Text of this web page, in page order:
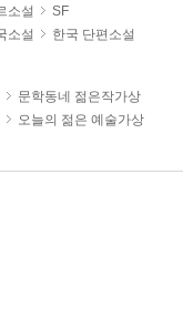
소설
SF
소설 한국 단편소설
문학동네 젊은작가상
오늘의 젊은 예술가상